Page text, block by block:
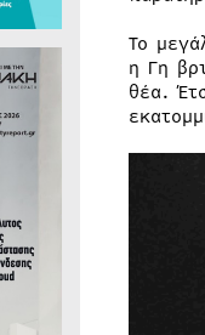
Το
η Γη
θέα.